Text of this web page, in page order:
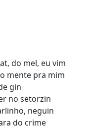
do mel, eu vim
mente pra mim
gin
no setorzin
neguin
do crime